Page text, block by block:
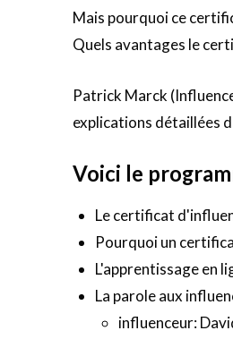
Mais pourquoi ce
Quels avantages le
Patrick Marck
explications détaillées
Voici le
Le certificat
Pourquoi un
L'apprentissage en
La parole aux
influenceur: